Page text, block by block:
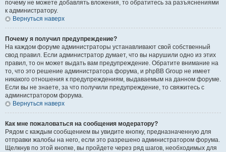
почему не можете добавлять вложения, то обратитесь за разъяснениями
к администратору.
Вернуться наверх
Почему я получил предупреждение?
На каждом форуме администраторы устанавливают свой собственный
свод правил. Если администратор думает, что вы нарушили одно из этих
правил, то он может выдать вам предупреждение. Обратите внимание на
то, что это решение администратора форума, и phpBB Group не имеет
никакого отношения к предупреждениям, выдаваемым на данном форуме.
Если вы не знаете, за что получили предупреждение, то свяжитесь с
администратором форума.
Вернуться наверх
Как мне пожаловаться на сообщения модератору?
Рядом с каждым сообщением вы увидите кнопку, предназначенную для
отправки жалобы на него, если это разрешено администратором форума.
Щелкнув по этой кнопке, вы пройдете через ряд шагов, необходимых для